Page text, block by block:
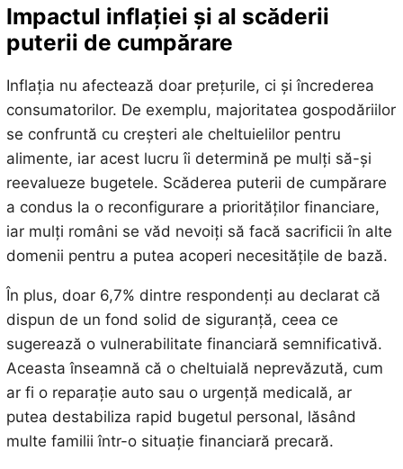
Impactul inflației și al scăderii
puterii de cumpărare
Inflația nu afectează doar prețurile, ci și încrederea
consumatorilor. De exemplu, majoritatea gospodăriilor
se confruntă cu creșteri ale cheltuielilor pentru
alimente, iar acest lucru îi determină pe mulți să-și
reevalueze bugetele. Scăderea puterii de cumpărare
a condus la o reconfigurare a priorităților financiare,
iar mulți români se văd nevoiți să facă sacrificii în alte
domenii pentru a putea acoperi necesitățile de bază.
În plus, doar 6,7% dintre respondenți au declarat că
dispun de un fond solid de siguranță, ceea ce
sugerează o vulnerabilitate financiară semnificativă.
Aceasta înseamnă că o cheltuială neprevăzută, cum
ar fi o reparație auto sau o urgență medicală, ar
putea destabiliza rapid bugetul personal, lăsând
multe familii într-o situație financiară precară.